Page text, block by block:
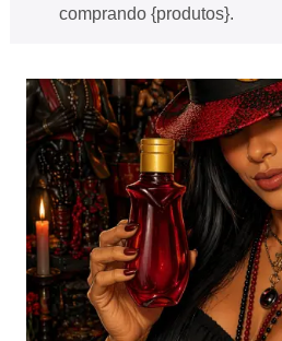
comprando {produtos}.